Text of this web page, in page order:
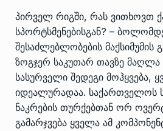
პირველ რიგში, რას ვითხოვთ
სპორტსმენებისგან? –
შესაძლებლობების მაქსიმუმის
ზოგჯერ საკუთარ თავზე მაღლა
სასურველი შედეგი მოჰყვება,
იდეალურადაა. საქართველოს
ნაკრების თურქებთან ორ
გამარჯვება ყველა ამ